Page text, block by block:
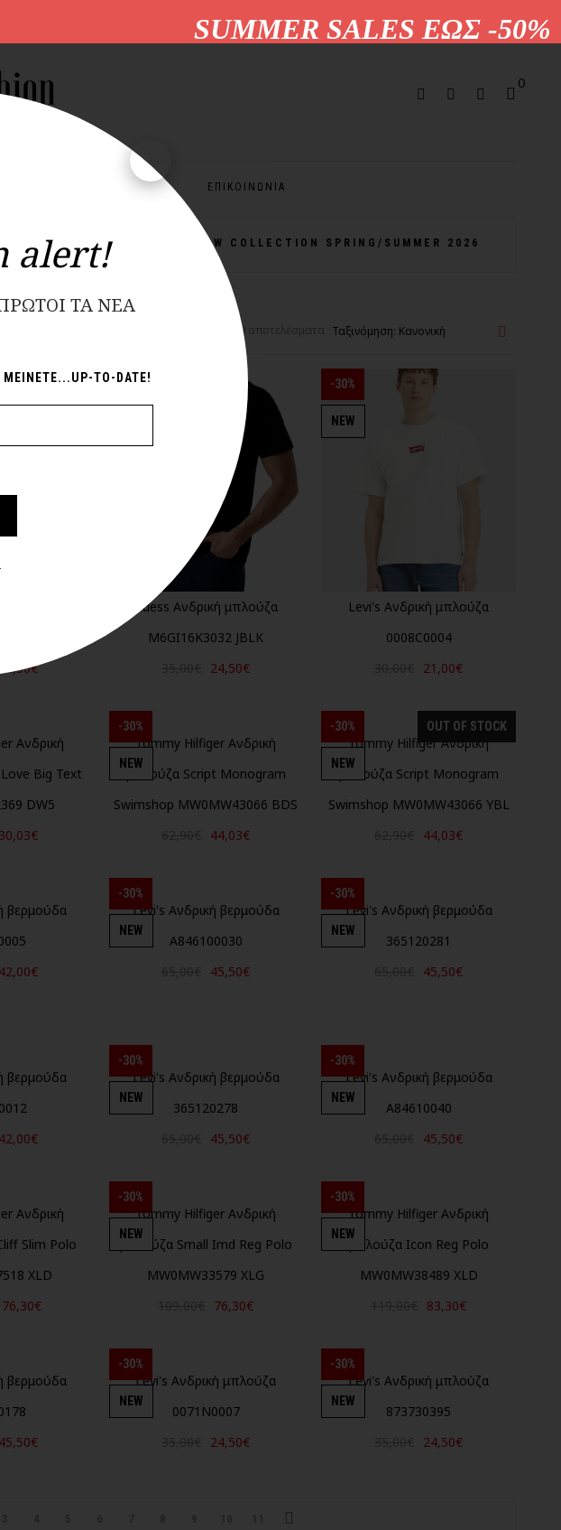
alert!
ΤΑ ΝΈΑ
TO-DATE!
0
BRANDS ΕΠΙΚΟΙΝΩΝΙΑ
ΤΩΝ 70€ NEW COLLECTION SPRING/SUMMER 2026
SUMMER SALES ΕΩΣ -50%
Εμφάνιση 1-24 από 329 αποτελέσματα
24,50€
-30%
Guess Ανδρική μπλούζα
M6GI16K3032 JBLK
24,50€
-30%
NEW
Levi's Ανδρική μπλούζα
0008C0004
21,00€
Ανδρική
Big Text
DW5
30,03€
-30%
NEW
Tommy Hilfiger Ανδρική
μπλούζα Script Monogram
Swimshop MW0MW43066 BDS
44,03€
-30% OUT OF STOCK
NEW
Tommy Hilfiger Ανδρική
μπλούζα Script Monogram
Swimshop MW0MW43066 YBL
44,03€
βερμούδα
42,00€
-30%
NEW
Levi's Ανδρική βερμούδα
A846100030
45,50€
-30%
NEW
Levi's Ανδρική βερμούδα
365120281
45,50€
βερμούδα
42,00€
-30%
NEW
Levi's Ανδρική βερμούδα
365120278
45,50€
-30%
NEW
Levi's Ανδρική βερμούδα
A84610040
45,50€
Ανδρική
Slim Polo
XLD
76,30€
-30%
NEW
Tommy Hilfiger Ανδρική
μπλούζα Small Imd Reg Polo
MW0MW33579 XLG
76,30€
-30%
NEW
Tommy Hilfiger Ανδρική
μπλούζα Icon Reg Polo
MW0MW38489 XLD
83,30€
βερμούδα
45,50€
-30%
NEW
Levi's Ανδρική μπλούζα
0071N0007
24,50€
-30%
NEW
Levi's Ανδρική μπλούζα
873730395
24,50€